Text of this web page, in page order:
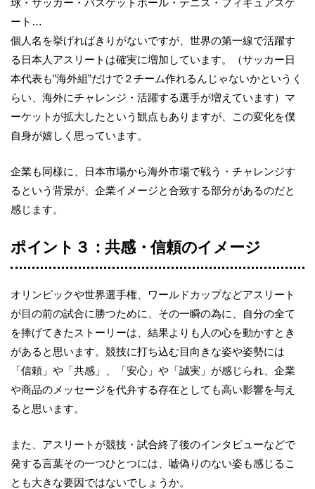
球・サッカー・バスケットボール・テニス・フィギュアスケ
ート …
個人名を挙げればきりがないですが、世界の第一線で活躍す
る日本人アスリートは確実に増加しています。（サッカー日
本代表も”海外組”だけで２チーム作れるんじゃないかというく
らい、海外にチャレンジ・活躍する選手が増えています）マ
ーケットが拡大したという観点もありますが、この変化を僕
自身が嬉しく思っています。
企業も同様に、日本市場から海外市場で戦う・チャレンジす
るという背景が、企業イメージと合致する部分があるのだと
感じます。
ポイント３：共感・信頼のイメージ
オリンピックや世界選手権、ワールドカップなどアスリート
が目の前の試合に勝つために、その一瞬の為に、自分の全て
を捧げてきたストーリーは、結果よりも人の心を動かすとき
があると思います。競技に打ち込む目向きな姿や姿勢には
「信頼」や「共感」、「安心」や「誠実」が感じられ、企業
や商品のメッセージを代弁する存在としても高い影響を与え
ると思います。
また、アスリートが競技・試合終了後のインタビューなどで
発する言葉その一つひとつには、嘘偽りのない姿も感じるこ
とも大きな要因ではないでしょうか。